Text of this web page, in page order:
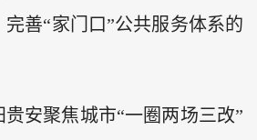
善“家门口”公共服务体系的
安聚焦城市“一圈两场三改”